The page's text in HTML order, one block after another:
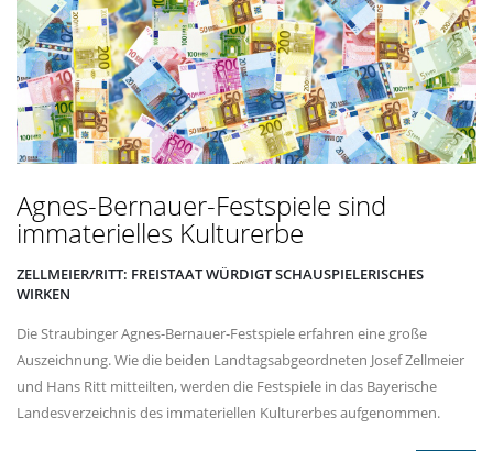
Agnes-Bernauer-Festspiele sind
immaterielles Kulturerbe
ZELLMEIER/RITT: FREISTAAT WÜRDIGT SCHAUSPIELERISCHES
WIRKEN
Die Straubinger Agnes-Bernauer-Festspiele erfahren eine große
Auszeichnung. Wie die beiden Landtagsabgeordneten Josef Zellmeier
und Hans Ritt mitteilten, werden die Festspiele in das Bayerische
Landesverzeichnis des immateriellen Kulturerbes aufgenommen.